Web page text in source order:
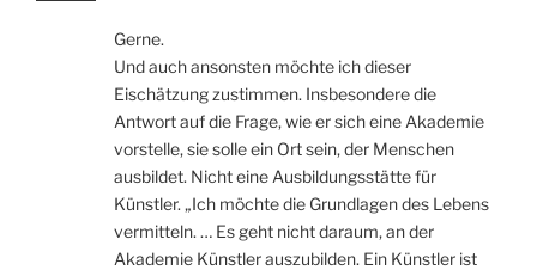
Gerne.
Und auch ansonsten möchte ich dieser
Eischätzung zustimmen. Insbesondere die
Antwort auf die Frage, wie er sich eine Akademie
vorstelle, sie solle ein Ort sein, der Menschen
ausbildet. Nicht eine Ausbildungsstätte für
Künstler. „Ich möchte die Grundlagen des Lebens
vermitteln. … Es geht nicht daraum, an der
Akademie Künstler auszubilden. Ein Künstler ist